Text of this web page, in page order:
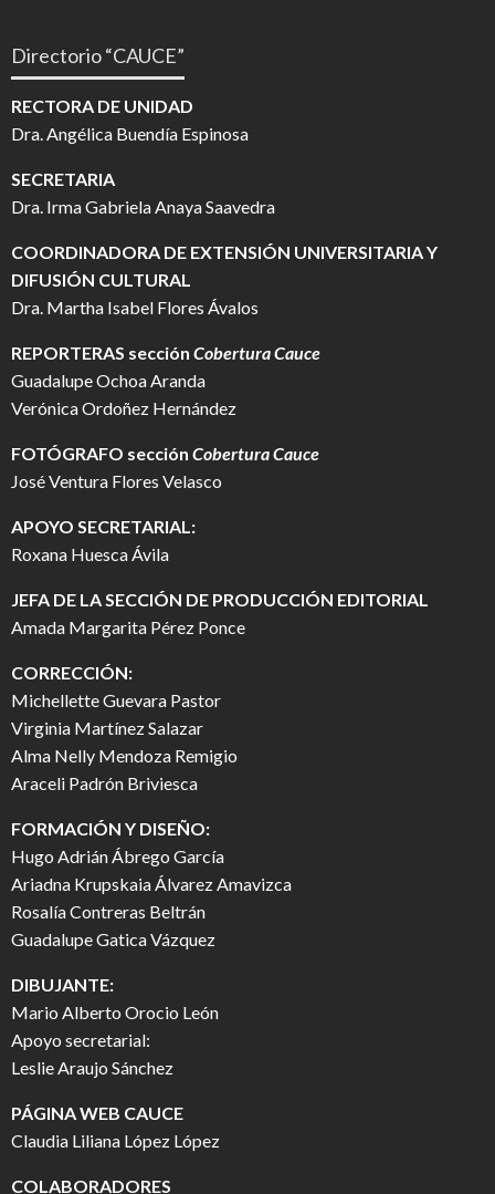
Directorio “CAUCE”
RECTORA DE UNIDAD
Dra. Angélica Buendía Espinosa
SECRETARIA
Dra. Irma Gabriela Anaya Saavedra
COORDINADORA DE EXTENSIÓN UNIVERSITARIA Y
DIFUSIÓN CULTURAL
Dra. Martha Isabel Flores Ávalos
REPORTERAS sección Cobertura Cauce
Guadalupe Ochoa Aranda
Verónica Ordoñez Hernández
FOTÓGRAFO sección Cobertura Cauce
José Ventura Flores Velasco
APOYO SECRETARIAL:
Roxana Huesca Ávila
JEFA DE LA SECCIÓN DE PRODUCCIÓN EDITORIAL
Amada Margarita Pérez Ponce
CORRECCIÓN:
Michellette Guevara Pastor
Virginia Martínez Salazar
Alma Nelly Mendoza Remigio
Araceli Padrón Briviesca
FORMACIÓN Y DISEÑO:
Hugo Adrián Ábrego García
Ariadna Krupskaia Álvarez Amavizca
Rosalía Contreras Beltrán
Guadalupe Gatica Vázquez
DIBUJANTE:
Mario Alberto Orocio León
Apoyo secretarial:
Leslie Araujo Sánchez
PÁGINA WEB CAUCE
Claudia Liliana López López
COLABORADORES